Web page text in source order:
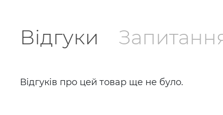
Відгуки
Відгуків про цей товар ще не було.